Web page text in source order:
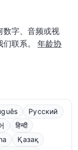
数字、音频或视
联系。 年龄协
Русский
हिन्दी
Қазақ